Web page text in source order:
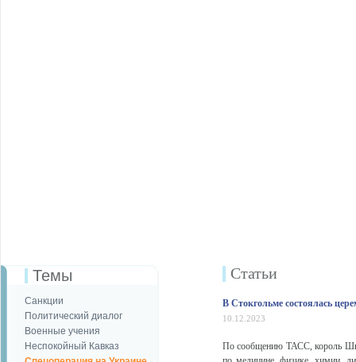
Темы
Санкции
Политический диалог
Военные учения
Неспокойный Кавказ
Статьи
В Стокгольме состоялась
10.12.2023
По сообщению ТАСС, король